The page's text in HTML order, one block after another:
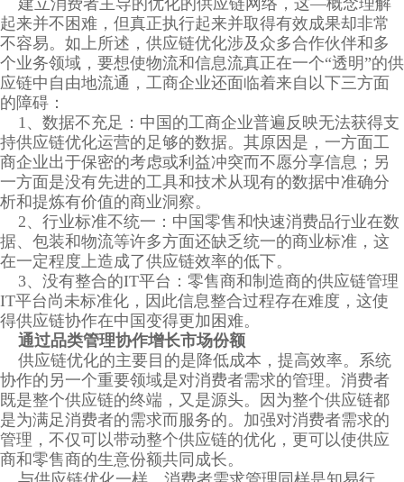
起来并不困难，但真正执行起来并取得有效成果却非常
不容易。如上所述，供应链优化涉及众多合作伙伴和多
个业务领域，要想使物流和信息流真正在一个“透明”的供
应链中自由地流通，工商企业还面临着来自以下三方面
的障碍：
1、数据不充足：中国的工商企业普遍反映无法获得支
持供应链优化运营的足够的数据。其原因是，一方面工
商企业出于保密的考虑或利益冲突而不愿分享信息；另
一方面是没有先进的工具和技术从现有的数据中准确分
析和提炼有价值的商业洞察。
2、行业标准不统一：中国零售和快速消费品行业在数
据、包装和物流等许多方面还缺乏统一的商业标准，这
在一定程度上造成了供应链效率的低下。
3、没有整合的IT平台：零售商和制造商的供应链管理
IT平台尚未标准化，因此信息整合过程存在难度，这使
得供应链协作在中国变得更加困难。
通过品类管理协作增长市场份额
供应链优化的主要目的是降低成本，提高效率。系统
协作的另一个重要领域是对消费者需求的管理。消费者
既是整个供应链的终端，又是源头。因为整个供应链都
是为满足消费者的需求而服务的。加强对消费者需求的
管理，不仅可以带动整个供应链的优化，更可以使供应
商和零售商的生意份额共同成长。